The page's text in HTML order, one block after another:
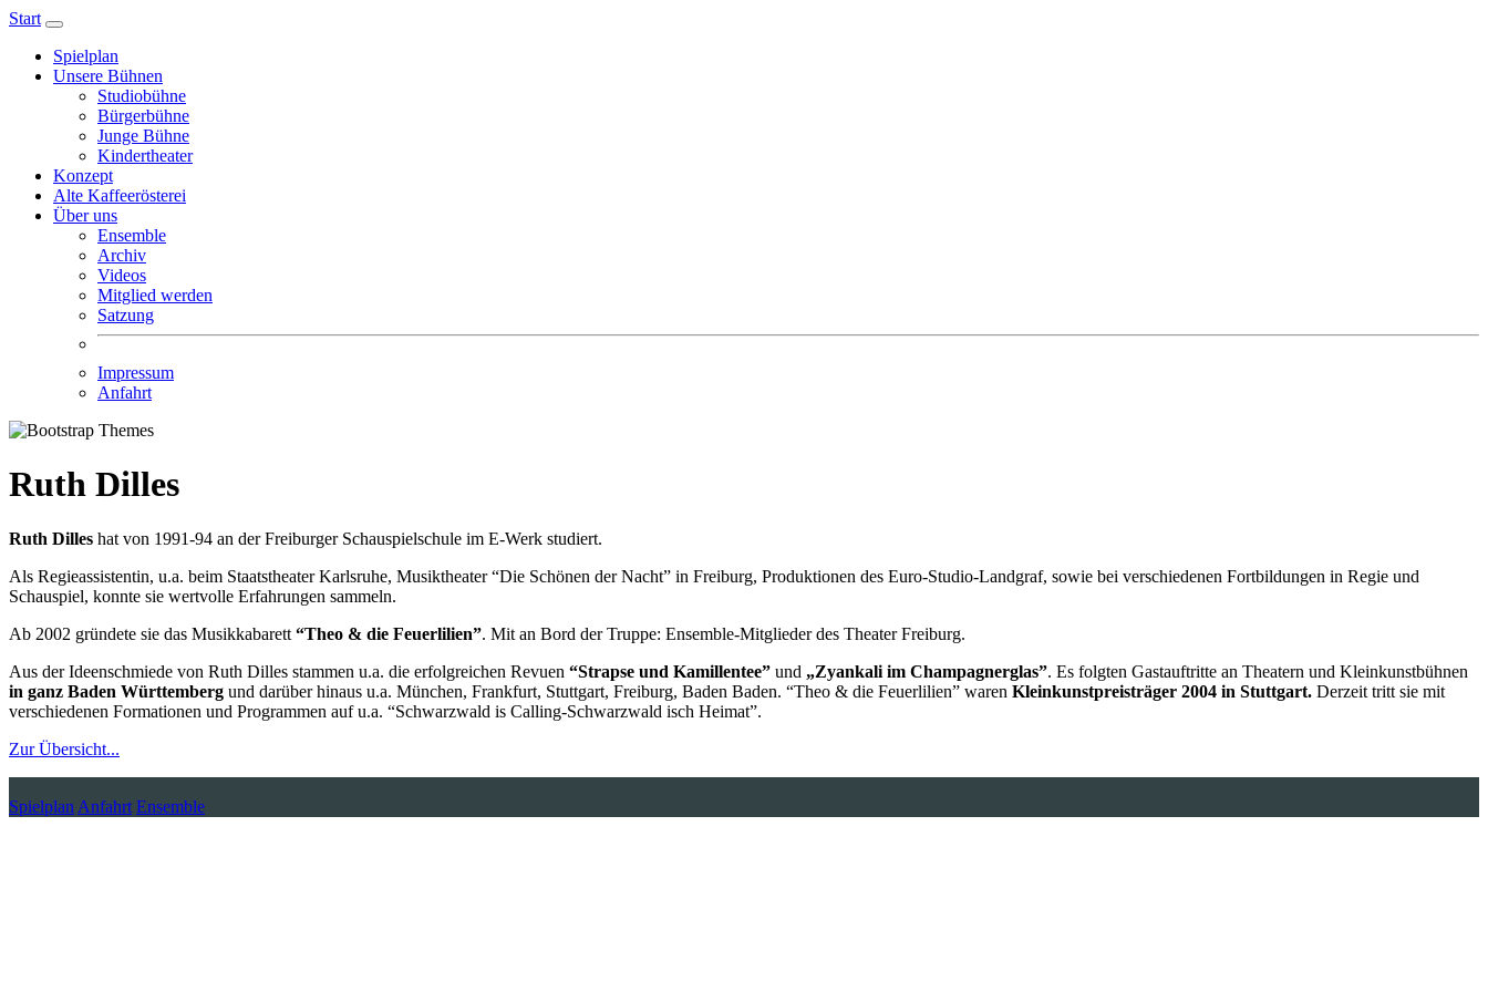
Start
Spielplan
Unsere Bühnen
Studiobühne
Bürgerbühne
Junge Bühne
Kindertheater
Konzept
Alte Kaffeerösterei
Über uns
Ensemble
Archiv
Videos
Mitglied werden
Satzung
Impressum
Anfahrt
Ruth Dilles
Ruth Dilles hat von 1991-94 an der Freiburger Schauspielschule im E-Werk studiert.
Als Regieassistentin, u.a. beim Staatstheater Karlsruhe, Musiktheater “Die Schönen der Nacht” in Freiburg, Produktionen des Euro-Studio-Landgraf, sowie bei verschiedenen Fortbildungen in Regie und
Schauspiel, konnte sie wertvolle Erfahrungen sammeln.
Ab 2002 gründete sie das Musikkabarett “Theo & die Feuerlilien”. Mit an Bord der Truppe: Ensemble-Mitglieder des Theater Freiburg.
Aus der Ideenschmiede von Ruth Dilles stammen u.a. die erfolgreichen Revuen “Strapse und Kamillentee” und „Zyankali im Champagnerglas”. Es folgten Gastauftritte an Theatern und Kleinkunstbühnen
in ganz Baden Württemberg und darüber hinaus u.a. München, Frankfurt, Stuttgart, Freiburg, Baden Baden. “Theo & die Feuerlilien” waren Kleinkunstpreisträger 2004 in Stuttgart. Derzeit tritt sie mit
verschiedenen Formationen und Programmen auf u.a. “Schwarzwald is Calling-Schwarzwald isch Heimat”.
Zur Übersicht...
Spielplan Anfahrt Ensemble